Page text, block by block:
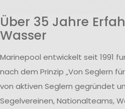
Über 35 Jahre
Wasser
Marinepool entwickelt seit 1991
nach dem Prinzip „Von Seglern
von aktiven Seglern gegründet
Segelvereinen, Nationalteams,